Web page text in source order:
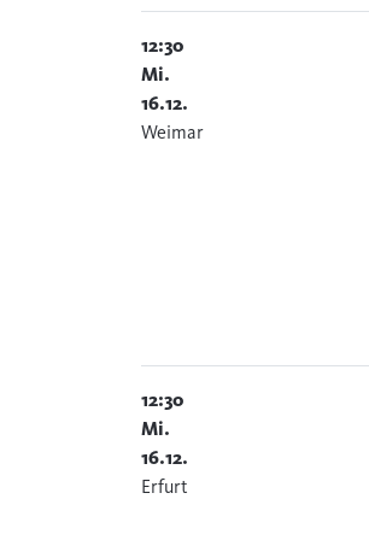
12:30
Mi.
16.12.
Weimar
12:30
Mi.
16.12.
Erfurt